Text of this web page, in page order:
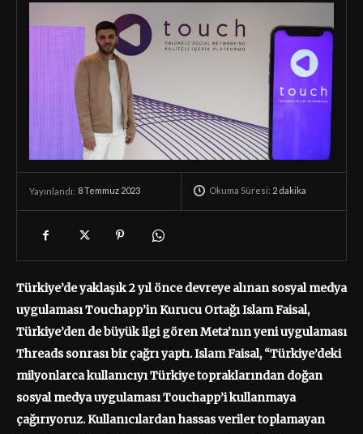
Yayınlandı: 8 Temmuz 2023 Okuma Süresi: 2 dakika
Türkiye’de yaklaşık 2 yıl önce devreye alınan sosyal medya
uygulaması Touchapp’in Kurucu Ortağı Islam Faisal,
Türkiye’den de büyük ilgi gören Meta’nın yeni uygulaması
Threads sonrası bir çağrı yaptı. Islam Faisal, “Türkiye’deki
milyonlarca kullanıcıyı Türkiye topraklarından doğan
sosyal medya uygulaması Touchapp’i kullanmaya
çağırıyoruz. Kullanıcılardan hassas veriler toplamayan